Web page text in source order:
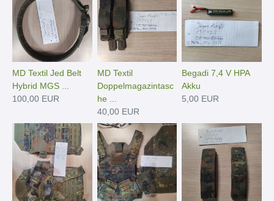
MD Textil Jed Belt
Hybrid MGS ...
100,00 EUR
MD Textil
Doppelmagazintasc
he ...
40,00 EUR
Begadi 7,4 V HPA
Akku
5,00 EUR